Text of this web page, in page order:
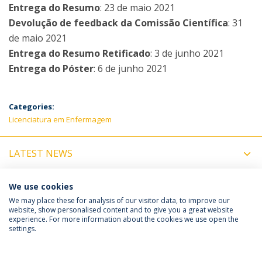
Entrega do Resumo: 23 de maio 2021
Devolução de feedback da Comissão Científica: 31
de maio 2021
Entrega do Resumo Retificado: 3 de junho 2021
Entrega do Póster: 6 de junho 2021
Categories:
Licenciatura em Enfermagem
LATEST NEWS
UPCOMING EVENTS
Política de Privacidade
Termos e Condições
We use cookies
We may place these for analysis of our visitor data, to improve our
website, show personalised content and to give you a great website
experience. For more information about the cookies we use open the
settings.